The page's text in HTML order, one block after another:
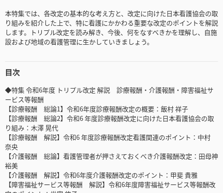
本特集では、各改定の基本的な考え方と、改定に向けた日本看護協会の取
り組みを紹介した上で、特に看護にかかわる重要な改定のポイントを解説
します。トリプル改定を読み解き、今後、何をなすべきかを理解し、自施
設および地域の看護管理に生かしていきましょう。
目次
◆特集 令和6年度 トリプル改定 解説 診療報酬・介護報酬・障害福祉サ
ービス等報酬
【診療報酬 総論1】令和6年度診療報酬改定の概要：飯村 祥子
【診療報酬 総論2】令和6 年度診療報酬改定に向けた日本看護協会の取
り組み：木澤 晃代
【診療報酬 解説】令和6 年度診療報酬改定看護関連のポイント：中村
奈央
【介護報酬 総論】看護管理者が押さえておくべき介護報酬改定：田母神
裕美
【介護報酬 解説】令和6年度介護報酬改定のポイント：甲斐 貴雅
【障害福祉サービス等報酬 解説】令和6年度障害福祉サービス等報酬改